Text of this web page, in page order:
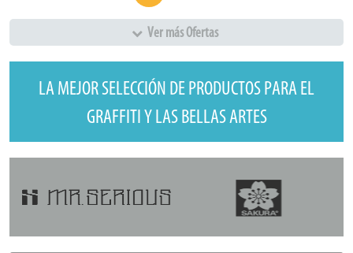
Ver más Ofertas
LA MEJOR SELECCIÓN DE PRODUCTOS PARA EL
GRAFFITI Y LAS BELLAS ARTES